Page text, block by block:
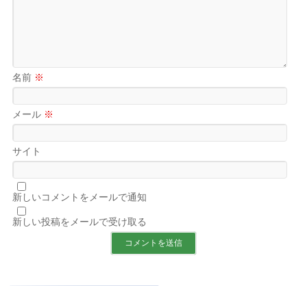
名前 ※
メール ※
サイト
新しいコメントをメールで通知
新しい投稿をメールで受け取る